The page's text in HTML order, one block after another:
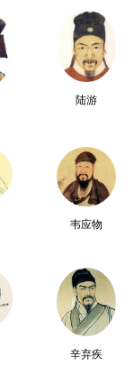
陆游
韦应物
辛弃疾